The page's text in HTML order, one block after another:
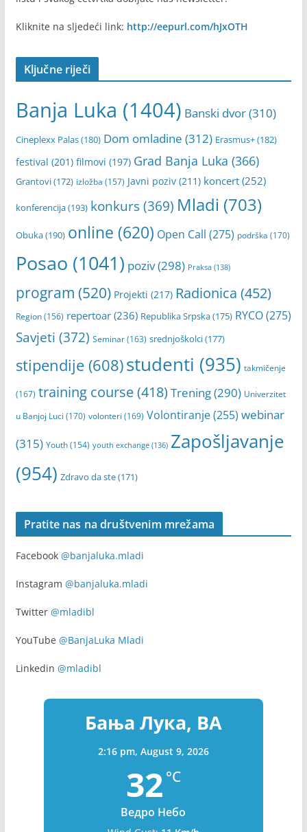
Kliknite na sljedeći link: http://eepurl.com/hJxOTH
Ključne riječi
Banja Luka (1404) Banski dvor(310)
Cineplexx Palas(180) Dom omladine (312) Erasmus+(182)
festival (201) filmovi (197) Grad Banja Luka (366)
Grantovi(172) izložba (157) Javni poziv(211) koncert(252)
konferencija(193) konkurs(369) Mladi (703)
Obuka(190) online (620) Open Call (275) podrška (170)
Posao (1041) poziv(298) Praksa(138)
program (520) Projekti (217) Radionica (452)
Region(156) repertoar(236) Republika Srpska(175) RYCO(275)
Savjeti (372) Seminar(163) srednjoškolci(177)
stipendije(608)studenti (935) takmičenje
(167) training course(418) Trening(290) Univerzitet
u Banjoj Luci (170) volonteri (169) Volontiranje(255) webinar
(315) Youth(154) youth exchange(136) Zapošljavanje
(954) Zdravo da ste(171)
Pratite nas na društvenim mrežama
Facebook @banjaluka.mladi
Instagram @banjaluka.mladi
Twitter @mladibl
YouTube @BanjaLuka Mladi
Linkedin @mladibl
Бања Лука, BA
2:16 pm, August 9, 2026
32 °C
Ведро Небо